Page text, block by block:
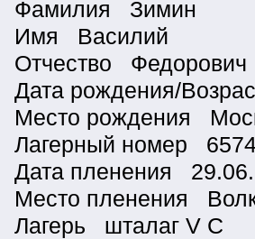
Фамилия Зимин
Имя Василий
Отчество
Дата рождения/
Место рождения
Лагерный номер
Дата пленения
Место пленения
Лагерь шталаг V C